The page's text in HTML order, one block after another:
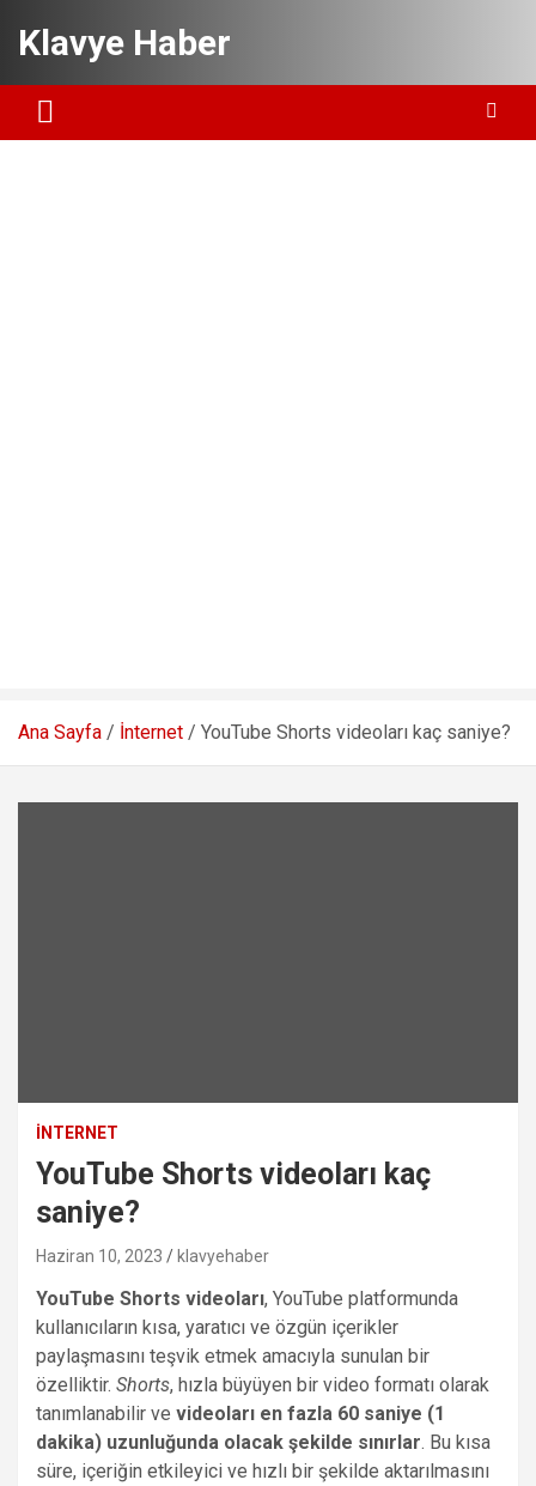
Klavye Haber
Ana Sayfa İnternet YouTube Shorts videoları kaç saniye?
İNTERNET
YouTube Shorts videoları kaç
saniye?
Haziran 10, 2023 klavyehaber
YouTube Shorts videoları, YouTube platformunda
kullanıcıların kısa, yaratıcı ve özgün içerikler
paylaşmasını teşvik etmek amacıyla sunulan bir
özelliktir. Shorts, hızla büyüyen bir video formatı olarak
tanımlanabilir ve videoları en fazla 60 saniye (1
dakika) uzunluğunda olacak şekilde sınırlar. Bu kısa
süre, içeriğin etkileyici ve hızlı bir şekilde aktarılmasını